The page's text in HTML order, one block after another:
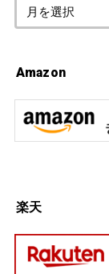
Amazon
楽天